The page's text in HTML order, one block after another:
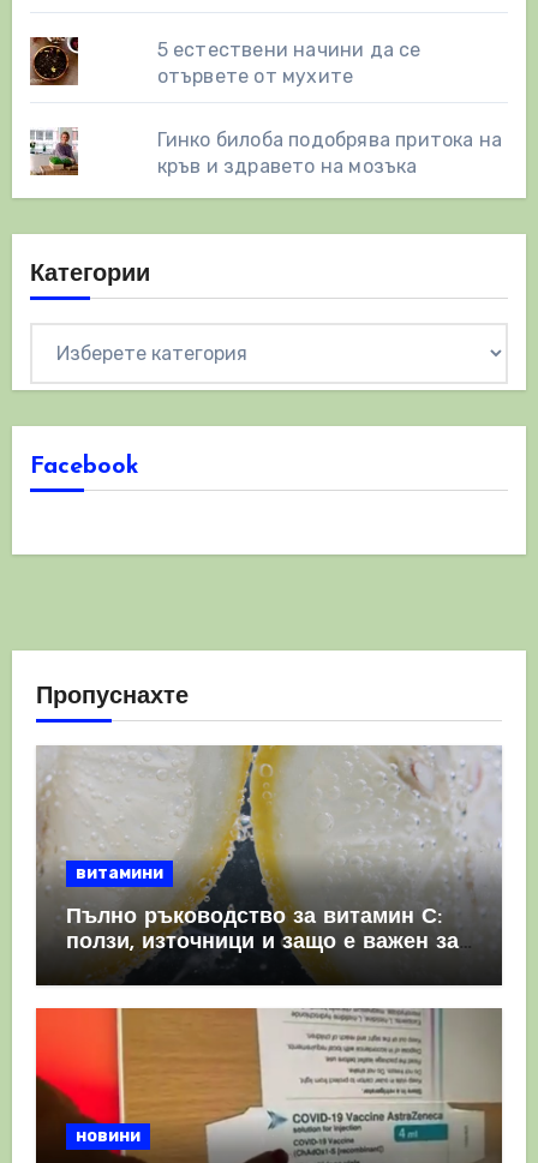
5 естествени начини да се
отървете от мухите
Гинко билоба подобрява притока на
кръв и здравето на мозъка
Категории
Facebook
Пропуснахте
витамини
Пълно ръководство за витамин С:
ползи, източници и защо е важен за
имунната система
новини